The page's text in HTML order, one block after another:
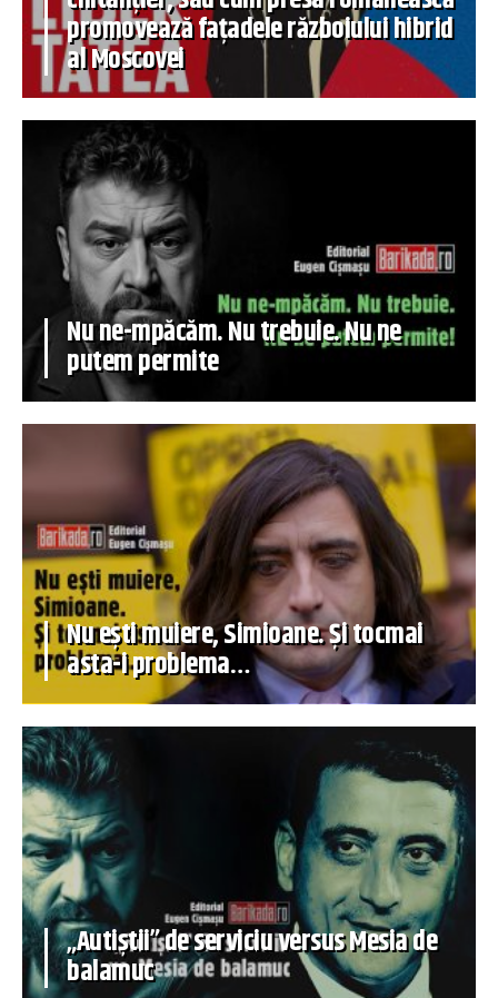
promovează fațadele războiului hibrid
al Moscovei
Nu ne-mpăcăm. Nu trebuie. Nu ne
putem permite
Nu ești muiere, Simioane. Și tocmai
asta-i problema…
„Autiștii” de serviciu versus Mesia de
balamuc